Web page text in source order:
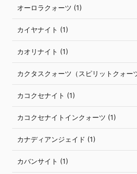
オーロラクォーツ (1)
カイヤナイト (1)
カオリナイト (1)
カクタスクォーツ（スピリットクォー
カコクセナイト (1)
カコクセナイトインクォーツ (1)
カナディアンジェイド (1)
カバンサイト (1)